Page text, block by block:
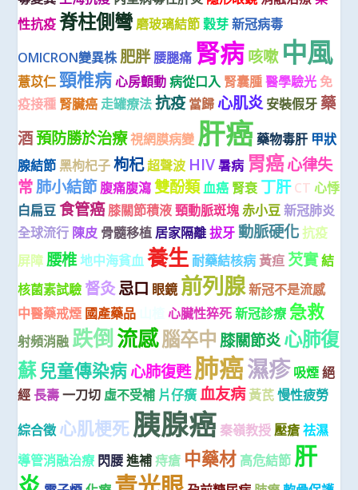
性抗疫 脊柱側彎磨玻璃結節 穀芽 新冠病毒
OMICRON變異株 肥胖 腰腿痛 腎病咳嗽 中風
薏苡仁 頸椎病 心房顫動 病從口入 腎囊腫 醫學驗光 免
疫接種 腎臟癌 走罐療法 抗疫 當歸 心肌炎 安裝假牙 藥
酒預防勝於治療視網膜病變 肝癌 藥物毒肝 甲狀
腺結節 黑枸杞子 枸杞超聲波 HIV 暑病 胃癌心律失
常肺小結節 腹痛腹瀉 雙酚類血癌 腎衰 丁肝 CT 心悸
白扁豆 食管癌 膝關節積液 頸動脈斑塊赤小豆 新冠肺炎
全球流行 陳皮 骨髓移植 居家隔離 拔牙 動脈硬化 抗疫
屏障 腰椎地中海貧血 養生 耐藥結核病 黃疸 芡實結
核菌素試驗 督灸忌口 眼鏡 前列腺新冠不是流感
中醫藥戒煙 國產藥品 心臟性猝死 新冠診療 急救
射頻消融 跌倒流感腦卒中 膝關節炎心肺復
蘇 兒童傳染病心肺復甦肺癌濕疹 吸煙 絕
經 長壽 一刀切 虛不受補 片仔癀 血友病 黃芪 慢性疲勞
綜合徵 心肌梗死胰腺癌 秦嶺教授 壓瘡 祛濕
導管消融治療 閃腰 進補 痔瘡 中藥材 高危結節 肝